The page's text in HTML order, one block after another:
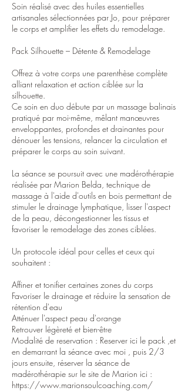
Soin réalisé avec des huiles essentielles
artisanales sélectionnées par Jo, pour préparer
le corps et amplifier les effets du remodelage.
Pack Silhouette – Détente & Remodelage
Offrez à votre corps une parenthèse complète
alliant relaxation et action ciblée sur la
silhouette.
Ce soin en duo débute par un massage balinais
pratiqué par moi-même, mêlant manœuvres
enveloppantes, profondes et drainantes pour
dénouer les tensions, relancer la circulation et
préparer le corps au soin suivant.
La séance se poursuit avec une madérothérapie
réalisée par Marion Belda, technique de
massage à l'aide d'outils en bois permettant de
stimuler le drainage lymphatique, lisser l'aspect
de la peau, décongestionner les tissus et
favoriser le remodelage des zones ciblées.
Un protocole idéal pour celles et ceux qui
souhaitent :
Affiner et tonifier certaines zones du corps
Favoriser le drainage et réduire la sensation de
rétention d'eau
Atténuer l'aspect peau d'orange
Retrouver légèreté et bien-être
Modalité de reservation : Reserver ici le pack ,et
en demarrant la séance avec moi , puis 2/3
jours ensuite, réserver la séance de
madérothérapie sur le site de Marion ici :
https://www.marionsoulcoaching.com/